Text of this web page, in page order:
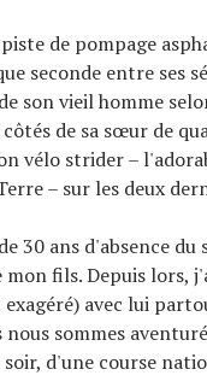
de pompage
seconde entre ses
son vieil homme
côtés de sa sœur de
vélo strider –
– sur les deux
30 ans d'absence
mon fils. Depuis lors,
exagéré) avec lui
nous sommes
d'une course